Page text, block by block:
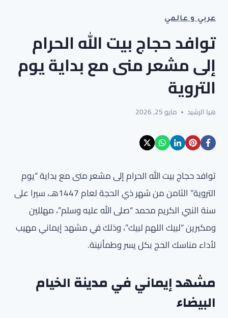
عربي و عالمي
توافد حجاج بيت الله الحرام
إلى مشعر منى مع بداية يوم
التروية
هيا الرشيد مايو 25, 2026
توافد حجاج بيت الله الحرام إلى مشعر منى مع بداية “يوم
التروية” الثامن من شهر ذي الحجة لعام 1447هـ، سيرا على
سنة النبي الكريم محمد “صلى الله عليه وسلم”، مهللين
ومكبرين “لبيك اللهم لبيك”، وذلك في مشهد إيماني مهيب
لأداء مناسك الحج بكل يسر وطمأنينة.
مشهد إيماني في مدينة الخيام
البيضاء